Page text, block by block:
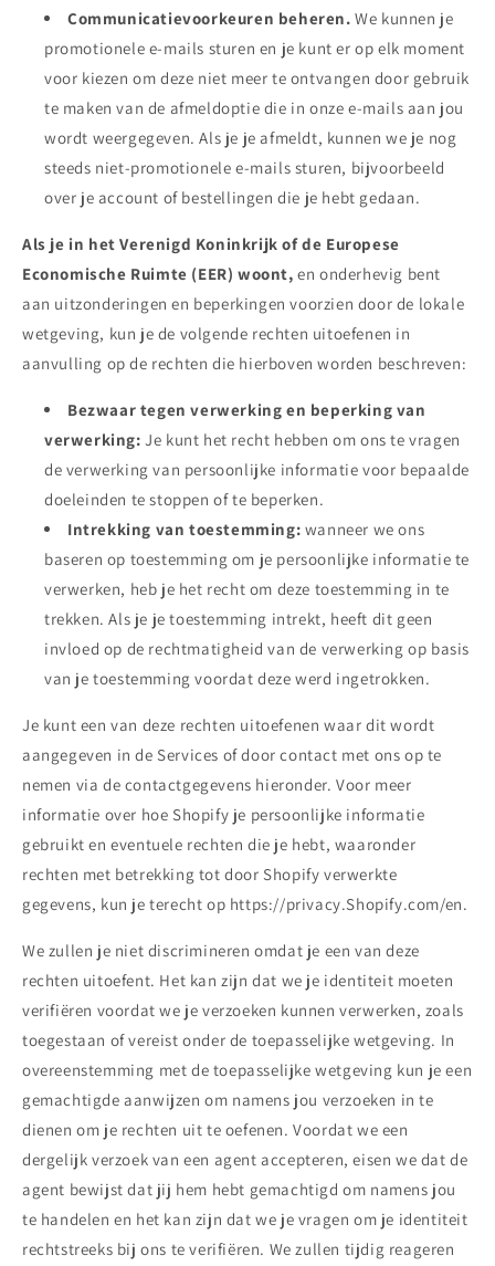
Communicatievoorkeuren beheren. We kunnen je
promotionele e-mails sturen en je kunt er op elk moment
voor kiezen om deze niet meer te ontvangen door gebruik
te maken van de afmeldoptie die in onze e-mails aan jou
wordt weergegeven. Als je je afmeldt, kunnen we je nog
steeds niet-promotionele e-mails sturen, bijvoorbeeld
over je account of bestellingen die je hebt gedaan.
Als je in het Verenigd Koninkrijk of de Europese
Economische Ruimte (EER) woont, en onderhevig bent
aan uitzonderingen en beperkingen voorzien door de lokale
wetgeving, kun je de volgende rechten uitoefenen in
aanvulling op de rechten die hierboven worden beschreven:
Bezwaar tegen verwerking en beperking van
verwerking: Je kunt het recht hebben om ons te vragen
de verwerking van persoonlijke informatie voor bepaalde
doeleinden te stoppen of te beperken.
Intrekking van toestemming: wanneer we ons
baseren op toestemming om je persoonlijke informatie te
verwerken, heb je het recht om deze toestemming in te
trekken. Als je je toestemming intrekt, heeft dit geen
invloed op de rechtmatigheid van de verwerking op basis
van je toestemming voordat deze werd ingetrokken.
Je kunt een van deze rechten uitoefenen waar dit wordt
aangegeven in de Services of door contact met ons op te
nemen via de contactgegevens hieronder. Voor meer
informatie over hoe Shopify je persoonlijke informatie
gebruikt en eventuele rechten die je hebt, waaronder
rechten met betrekking tot door Shopify verwerkte
gegevens, kun je terecht op https://privacy.Shopify.com/en.
We zullen je niet discrimineren omdat je een van deze
rechten uitoefent. Het kan zijn dat we je identiteit moeten
verifiëren voordat we je verzoeken kunnen verwerken, zoals
toegestaan of vereist onder de toepasselijke wetgeving. In
overeenstemming met de toepasselijke wetgeving kun je een
gemachtigde aanwijzen om namens jou verzoeken in te
dienen om je rechten uit te oefenen. Voordat we een
dergelijk verzoek van een agent accepteren, eisen we dat de
agent bewijst dat jij hem hebt gemachtigd om namens jou
te handelen en het kan zijn dat we je vragen om je identiteit
rechtstreeks bij ons te verifiëren. We zullen tijdig reageren